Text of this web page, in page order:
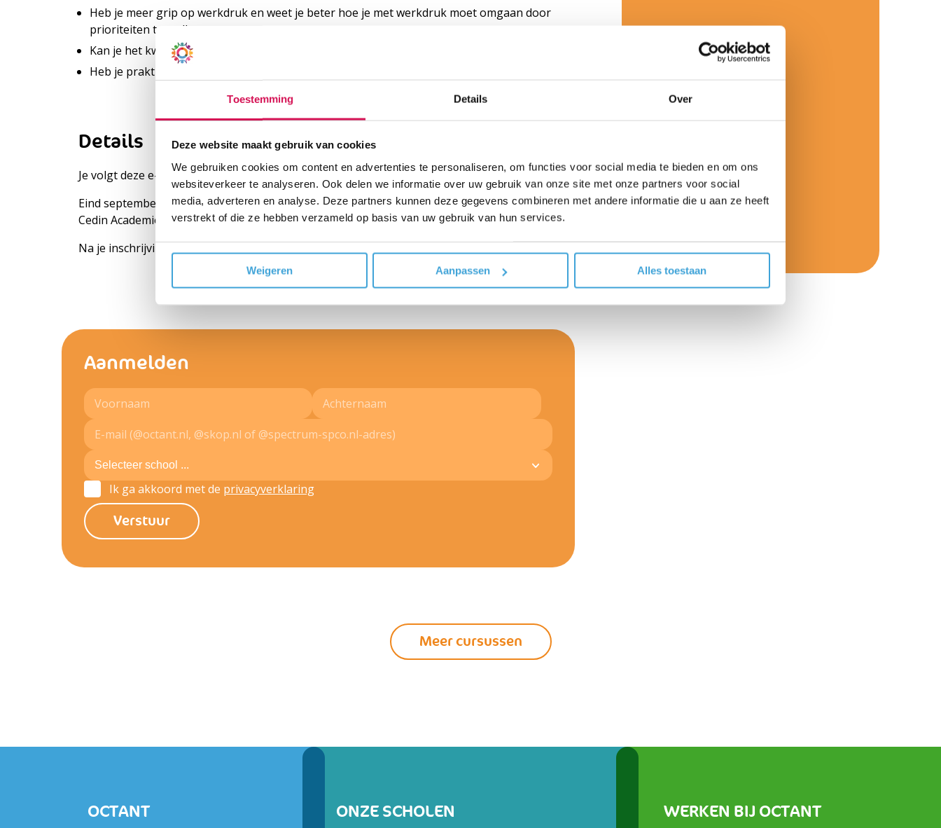
Toestemming Details Over
Deze website maakt gebruik van cookies
We gebruiken cookies om content en advertenties te personaliseren, om functies voor social media te bieden en om ons
websiteverkeer te analyseren. Ook delen we informatie over uw gebruik van onze site met onze partners voor social
media, adverteren en analyse. Deze partners kunnen deze gegevens combineren met andere informatie die u aan ze heeft
verstrekt of die ze hebben verzameld op basis van uw gebruik van hun services.
Weigeren Aanpassen Alles toestaan
Heb je meer grip op werkdruk en weet je beter hoe je met werkdruk moet omgaan door
prioriteiten te stellen.
Kan je het kwadrantenmodel toepassen in je eigen praktijk.
Heb je praktische handvatten gekregen om je tijd te beheren.
Details
Je volgt deze e-learning van Cedin in een online omgeving.
Eind september ontvang je op het door jou opgegeven mailadres je inloggegevens voor de
Cedin Academie. Je kunt daarna meteen starten met de e-learning.
Na je inschrijving heb je een halfjaar onbeperkt toegang tot de e-learning.
Aanmelden
Ik ga akkoord met de privacyverklaring
Meer cursussen
OCTANT ONZE SCHOLEN WERKEN BIJ OCTANT